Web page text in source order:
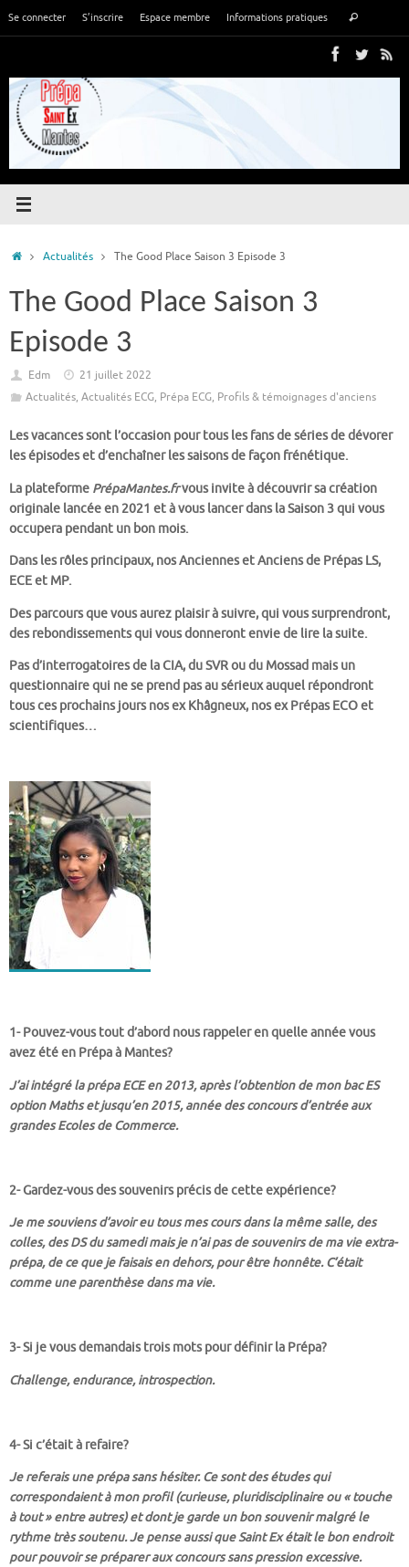
Se connecter S’inscrire Espace membre Informations pratiques
:
Rechercher
Accueil
Actualités The Good Place Saison 3 Episode 3
The Good Place Saison 3
Episode 3
Edm
21 juillet 2022
Actualités, Actualités ECG, Prépa ECG, Profils & témoignages d'anciens
Les vacances sont l’occasion pour tous les fans de séries de dévorer
les épisodes et d’enchaîner les saisons de façon frénétique.
La plateforme PrépaMantes.frvous invite à découvrir sa création
originale lancée en 2021 et à vous lancer dans la Saison 3 qui vous
occupera pendant un bon mois.
Dans les rôles principaux, nos Anciennes et Anciens de Prépas LS,
ECE et MP.
Des parcours que vous aurez plaisir à suivre, qui vous surprendront,
des rebondissements qui vous donneront envie de lire la suite.
Pas d’interrogatoires de la CIA, du SVR ou du Mossad mais un
questionnaire qui ne se prend pas au sérieux auquel répondront
tous ces prochains jours nos ex Khâgneux, nos ex Prépas ECO et
scientifiques…
1- Pouvez-vous tout d’abord nous rappeler en quelle année vous
avez été en Prépa à Mantes?
J’ai intégré la prépa ECE en 2013, après l’obtention de mon bac ES
option Maths et jusqu’en 2015, année des concours d’entrée aux
grandes Ecoles de Commerce.
2- Gardez-vous des souvenirs précis de cette expérience?
Je me souviens d’avoir eu tous mes cours dans la même salle, des
colles, des DS du samedi mais je n’ai pas de souvenirs de ma vie extra-
prépa, de ce que je faisais en dehors, pour être honnête. C’était
comme une parenthèse dans ma vie.
3- Si je vous demandais trois mots pour définir la Prépa?
Challenge, endurance, introspection.
4- Si c’était à refaire?
Je referais une prépa sans hésiter. Ce sont des études qui
correspondaient à mon profil (curieuse, pluridisciplinaire ou « touche
à tout » entre autres) et dont je garde un bon souvenir malgré le
rythme très soutenu. Je pense aussi que Saint Ex était le bon endroit
pour pouvoir se préparer aux concours sans pression excessive.